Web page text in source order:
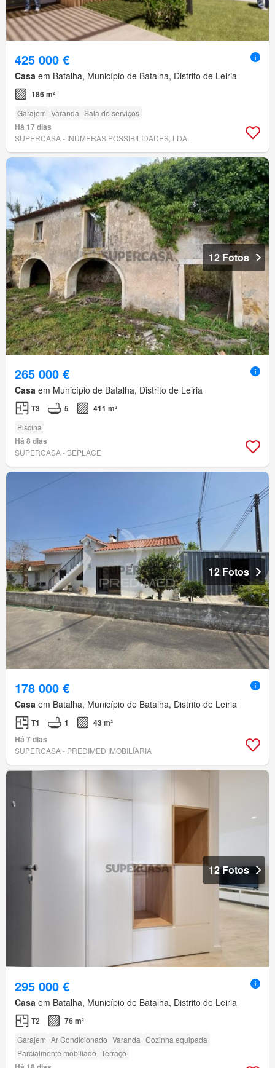
425 000 €
Casa em Batalha, Município de Batalha, Distrito de Leiria
186 m²
Garajem Varanda Sala de serviços
Há 17 dias
SUPERCASA - INÚMERAS POSSIBILIDADES, LDA.
12 Fotos
265 000 €
Casa em Município de Batalha, Distrito de Leiria
T3 5 411 m²
Piscina
Há 8 dias
SUPERCASA - BEPLACE
12 Fotos
178 000 €
Casa em Batalha, Município de Batalha, Distrito de Leiria
T1 1
43 m²
Há 7 dias
SUPERCASA - PREDIMED IMOBILÍARIA
12 Fotos
295 000 €
Casa em Batalha, Município de Batalha, Distrito de Leiria
T2 76 m²
Garajem Ar Condicionado Varanda Cozinha equipada
Parcialmente mobiliado Terraço